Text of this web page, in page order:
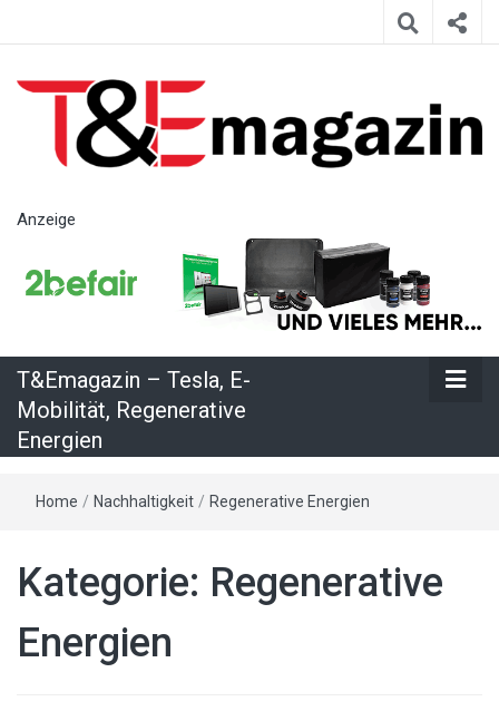
– Tesla, E-
Mobilität,
Regenerative
Energien
Anzeige
T&Emagazin – Tesla, E-
Mobilität, Regenerative
Energien
Home / Nachhaltigkeit / Regenerative Energien
Kategorie: Regenerative
Energien